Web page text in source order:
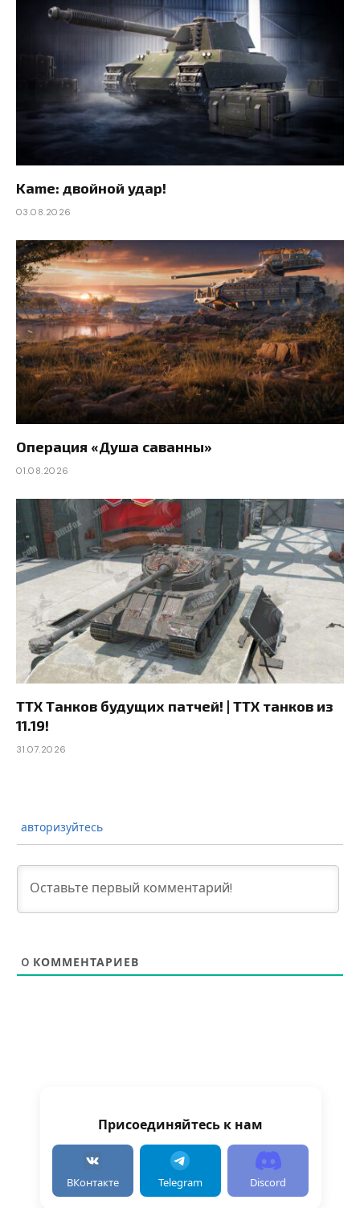
Kame: двойной удар!
03.08.2026
Операция «Душа саванны»
01.08.2026
ТТХ Танков будущих патчей! | ТТХ танков из
11.19!
31.07.2026
авторизуйтесь
0 КОММЕНТАРИЕВ
Присоединяйтесь к нам
ВКонтакте Telegram Discord